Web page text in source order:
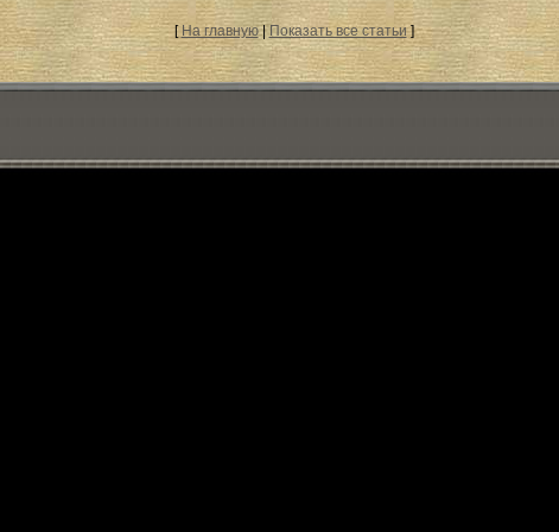
[ На главную| Показать все статьи]